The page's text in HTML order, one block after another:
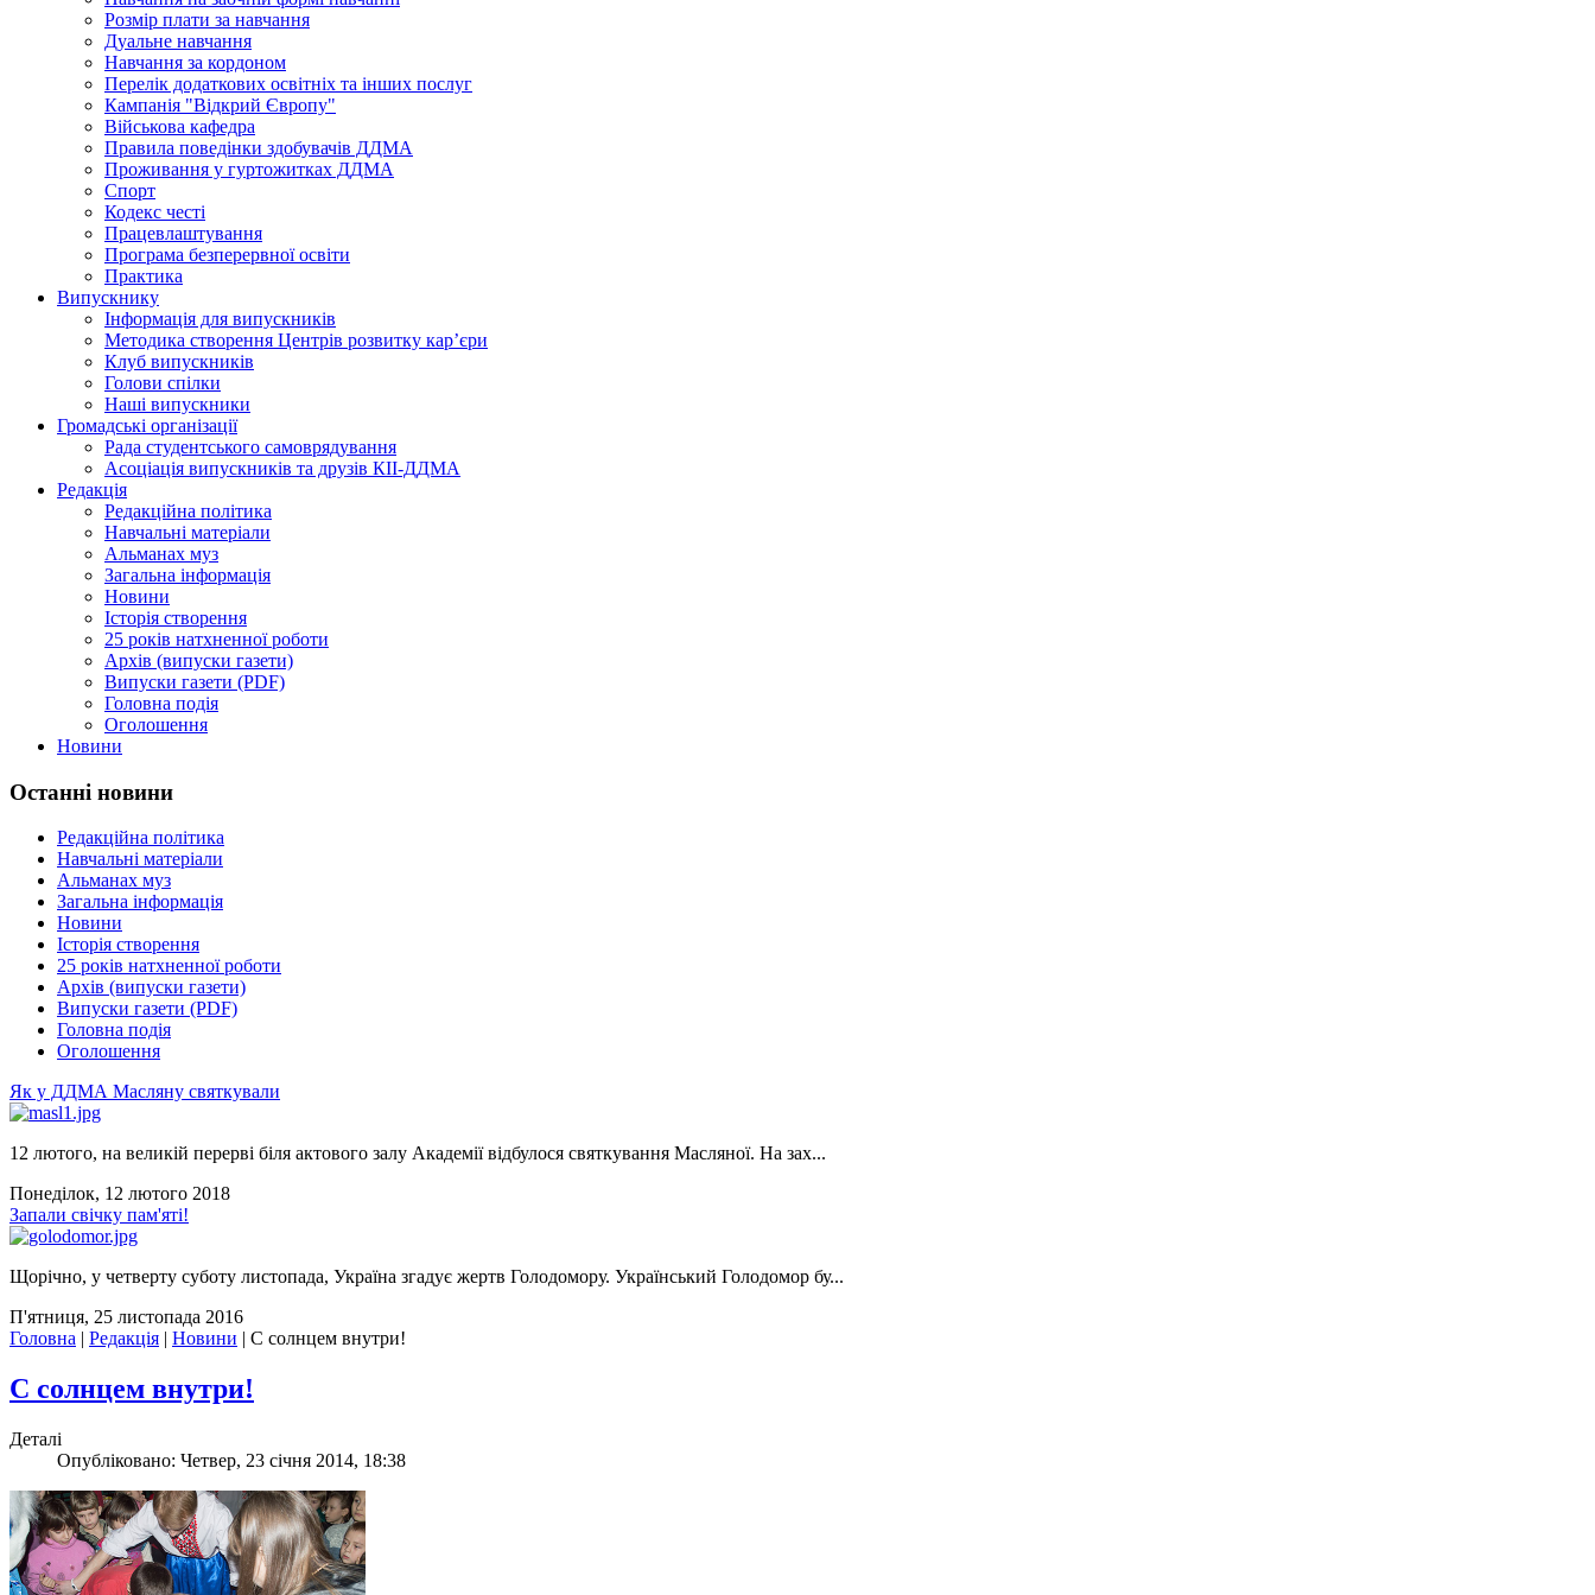
Розмір плати за навчання
Дуальне навчання
Навчання за кордоном
Перелік додаткових освітніх та інших послуг
Кампанія "Відкрий Європу"
Військова кафедра
Правила поведінки здобувачів ДДМА
Проживання у гуртожитках ДДМА
Спорт
Кодекс честі
Працевлаштування
Програма безперервної освіти
Практика
Випускнику
Інформація для випускників
Методика створення Центрів розвитку кар’єри
Клуб випускників
Голови спілки
Наші випускники
Громадські організації
Рада студентського самоврядування
Асоціація випускників та друзів КІІ-ДДМА
Редакція
Редакційна політика
Навчальні матеріали
Альманах муз
Загальна інформація
Новини
Історія створення
25 років натхненної роботи
Архів (випуски газети)
Випуски газети (PDF)
Головна подія
Оголошення
Новини
Останні новини
Редакційна політика
Навчальні матеріали
Альманах муз
Загальна інформація
Новини
Історія створення
25 років натхненної роботи
Архів (випуски газети)
Випуски газети (PDF)
Головна подія
Оголошення
Як у ДДМА Масляну святкували
12 лютого, на великій перерві біля актового залу Академії відбулося святкування Масляної. На зах...
Понеділок, 12 лютого 2018
Запали свічку пам'яті!
Щорічно, у четверту суботу листопада, Україна згадує жертв Голодомору. Український Голодомор бу...
П'ятниця, 25 листопада 2016
Головна | Редакція | Новини | С солнцем внутри!
С солнцем внутри!
Деталі
Опубліковано: Четвер, 23 січня 2014, 18:38